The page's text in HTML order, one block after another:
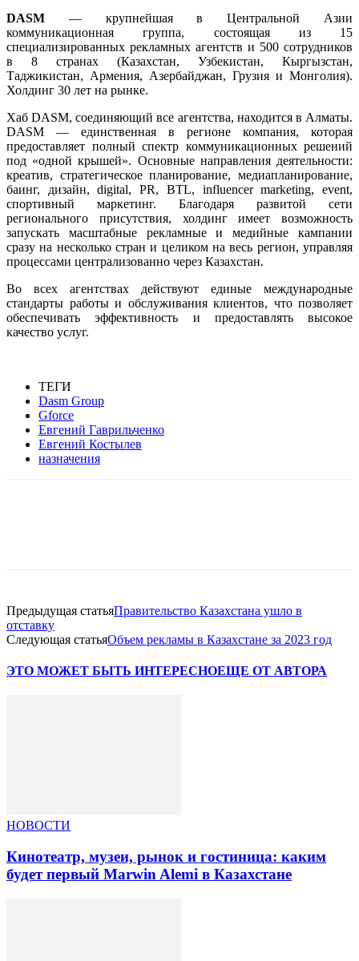
DASM — крупнейшая в Центральной Азии
коммуникационная группа, состоящая из 15
специализированных рекламных агентств и 500 сотрудников
в 8 странах (Казахстан, Узбекистан, Кыргызстан,
Таджикистан, Армения, Азербайджан, Грузия и Монголия).
Холдинг 30 лет на рынке.
Хаб DASM, соединяющий все агентства, находится в Алматы.
DASM — единственная в регионе компания, которая
предоставляет полный спектр коммуникационных решений
под «одной крышей». Основные направления деятельности:
креатив, стратегическое планирование, медиапланирование,
баинг, дизайн, digital, PR, BTL, influencer marketing, event,
спортивный маркетинг. Благодаря развитой сети
регионального присутствия, холдинг имеет возможность
запускать масштабные рекламные и медийные кампании
сразу на несколько стран и целиком на весь регион, управляя
процессами централизованно через Казахстан.
Во всех агентствах действуют единые международные
стандарты работы и обслуживания клиентов, что позволяет
обеспечивать эффективность и предоставлять высокое
качество услуг.
ТЕГИ
Dasm Group
Gforce
Евгений Гаврильченко
Евгений Костылев
назначения
Предыдущая статьяПравительство Казахстана ушло в
отставку
Следующая статьяОбъем рекламы в Казахстане за 2023 год
ЭТО МОЖЕТ БЫТЬ ИНТЕРЕСНОЕЩЕ ОТ АВТОРА
НОВОСТИ
Кинотеатр, музеи, рынок и гостиница: каким
будет первый Marwin Alemi в Казахстане